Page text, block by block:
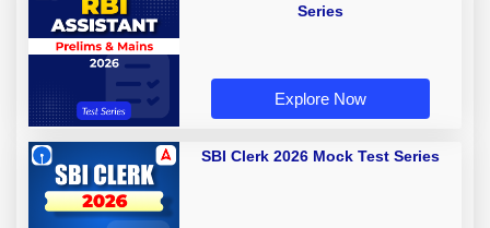
Series
Explore Now
SBI Clerk 2026 Mock Test Series